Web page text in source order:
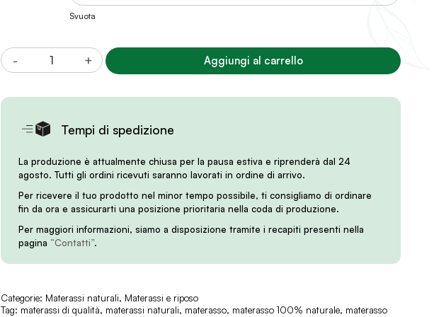
Svuota
Materasso
Naturale
Rigida)
- + Aggiungi al carrello
Tempi di spedizione
La produzione è attualmente chiusa per la pausa estiva e riprenderà dal 24
agosto. Tutti gli ordini ricevuti saranno lavorati in ordine di arrivo.
Per ricevere il tuo prodotto nel minor tempo possibile, ti consigliamo di ordinare
fin da ora e assicurarti una posizione prioritaria nella coda di produzione.
Per maggiori informazioni, siamo a disposizione tramite i recapiti presenti nella
pagina “Contatti”.
Categorie: Materassi naturali, Materassi e riposo
Tag: materassi di qualità, materassi naturali, materasso, materasso 100% naturale, materasso